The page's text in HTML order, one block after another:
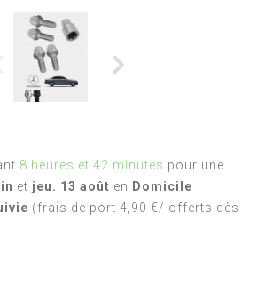
8 heures et 42 minutes pour une
et jeu. 13 août en Domicile
(frais de port 4,90 €/ offerts dès